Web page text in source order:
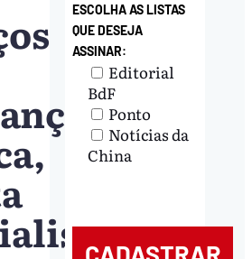
ESCOLHA AS LISTAS
QUE DESEJA
ASSINAR:
Editorial
BdF
Ponto
Notícias da
China